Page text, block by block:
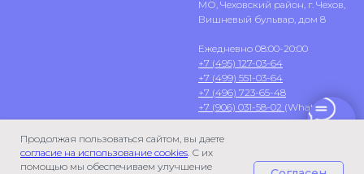
Продолжая пользоваться сайтом, вы даете
согласие на использование cookies. С их
помощью мы обеспечиваем улучшение
МО, Чеховский район, г. Чехов,
Вишневый бульвар, дом 8
Ежедневно 08:00-20:00
+7 (495) 127-03-64
+7 (499) 551-03-64
+7 (496) 723-65-48
+7 (906) 031-58-02 (WhatsApp)